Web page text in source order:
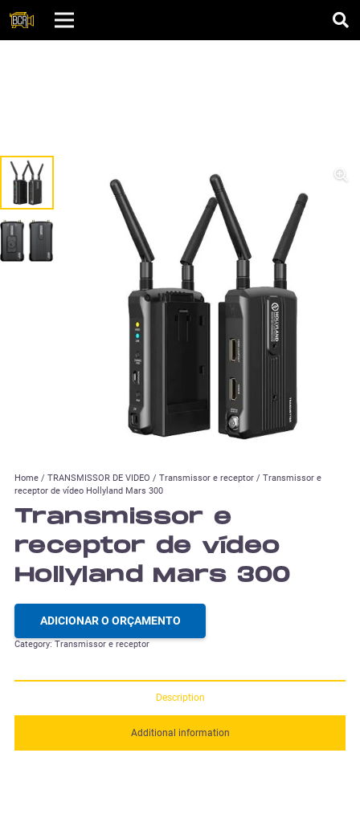
Home / TRANSMISSOR DE VIDEO / Transmissor e receptor / Transmissor e
receptor de vídeo Hollyland Mars 300
Transmissor e
receptor de vídeo
Hollyland Mars 300
ADICIONAR O ORÇAMENTO
Category: Transmissor e receptor
Description
Additional information